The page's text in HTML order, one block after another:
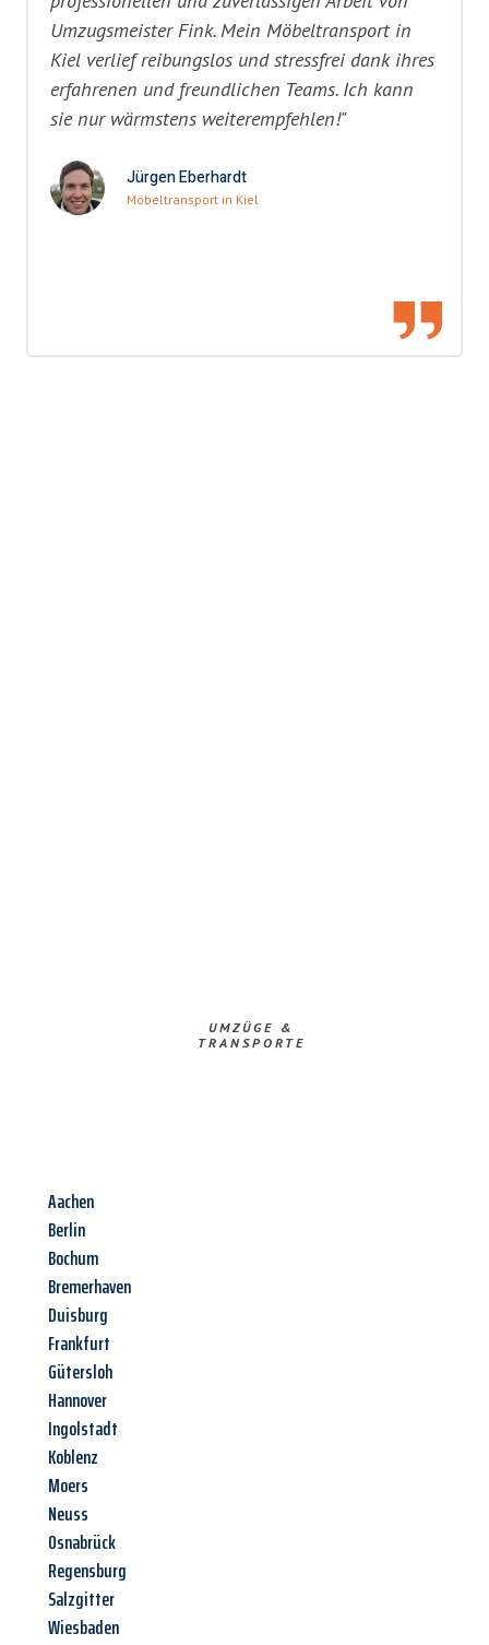
Umzugsmeister Fink. Mein Möbeltransport in
Kiel verlief reibungslos und stressfrei dank ihres
erfahrenen und freundlichen Teams. Ich kann
sie nur wärmstens weiterempfehlen!"
Jürgen Eberhardt
Möbeltransport in Kiel
UMZÜGE &
TRANSPORTE
Aachen
Berlin
Bochum
Bremerhaven
Duisburg
Frankfurt
Gütersloh
Hannover
Ingolstadt
Koblenz
Moers
Neuss
Osnabrück
Regensburg
Salzgitter
Wiesbaden